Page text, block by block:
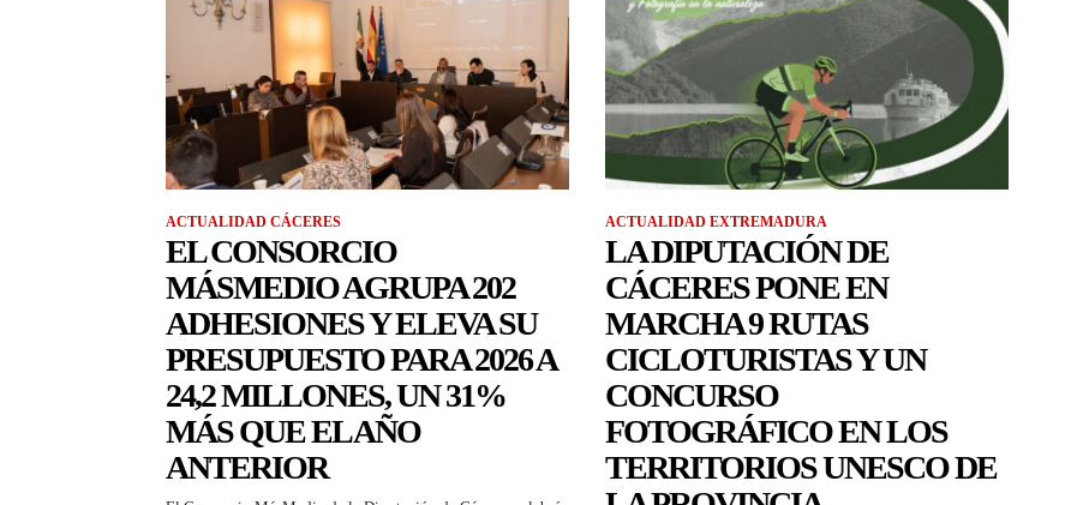
ACTUALIDAD CÁCERES
EL CONSORCIO
MÁSMEDIO AGRUPA 202
ADHESIONES Y ELEVA SU
PRESUPUESTO PARA 2026 A
24,2 MILLONES, UN 31%
MÁS QUE EL AÑO
ANTERIOR
ACTUALIDAD EXTREMADURA
LA DIPUTACIÓN DE
CÁCERES PONE EN
MARCHA 9 RUTAS
CICLOTURISTAS Y UN
CONCURSO
FOTOGRÁFICO EN LOS
TERRITORIOS UNESCO DE